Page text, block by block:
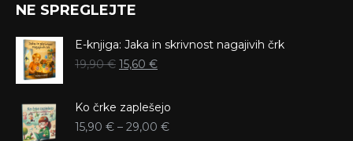
NE SPREGLEJTE
E-knjiga: Jaka in skrivnost nagajivih črk
19,90€ Izvirna
bila:
19,90 €.
15,60 €Trenutna
15,60 €.
Ko črke zaplešejo
15,90 € – 29,00 €Cenovni